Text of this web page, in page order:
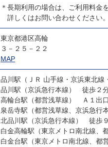
＊長期利用の場合は、ご利用料金
詳しくはお問い合わせください。
東京都港区高輪
３－２５－２２
MAP
品川駅（ＪＲ 山手線・京浜東北
品川駅（京浜急行本線） 徒歩２
高輪台駅（都営浅草線） Ａ１出
泉岳寺駅（都営浅草線、京浜急
北品川駅（京浜急行本線） 徒歩
白金高輪駅（東京メトロ南北線
白金台駅（東京メトロ南北線、